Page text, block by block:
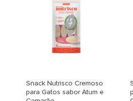
Snack Nutrisco Cremoso
para Gatos sabor Atum e